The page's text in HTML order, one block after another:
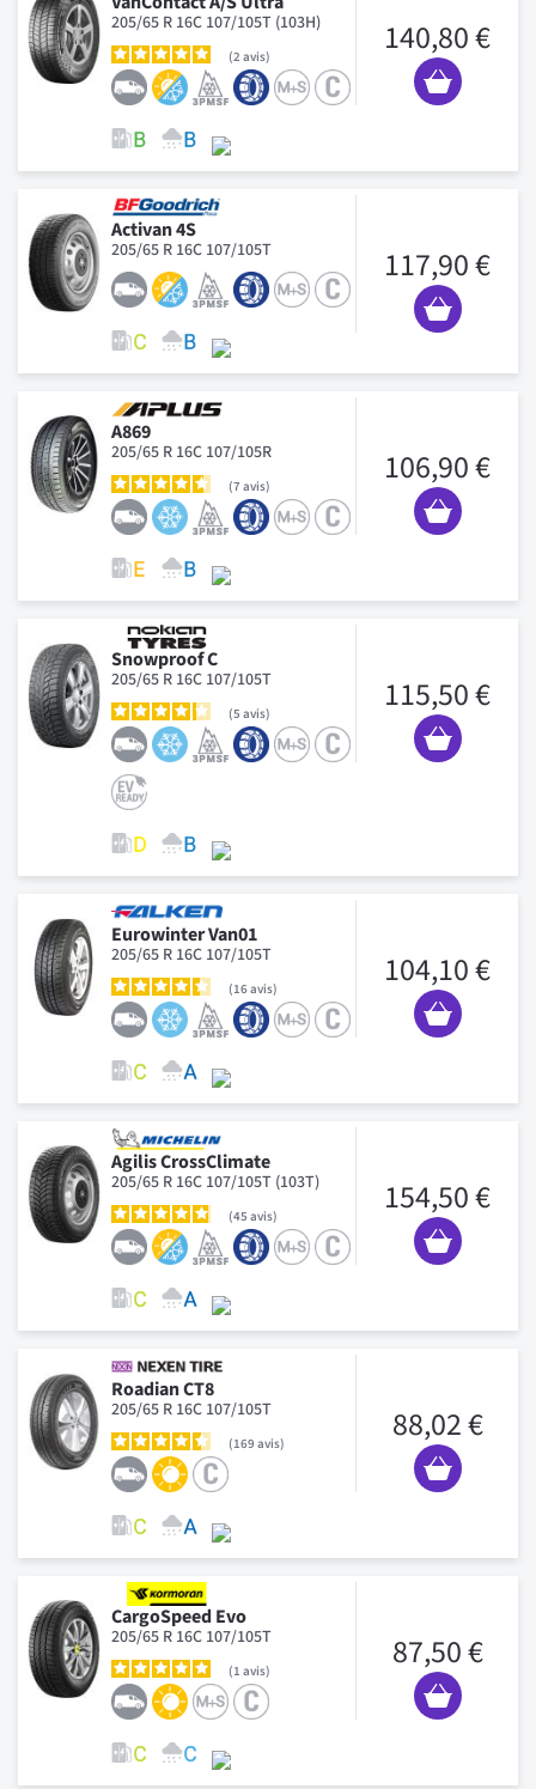
205/65 R 16C 107/105T (103H)
2 avis 140,80 €
Activan 4S
205/65 R 16C 107/105T 117,90 €
A869
205/65 R 16C 107/105R
7 avis 106,90 €
Snowproof C
205/65 R 16C 107/105T
5 avis 115,50 €
Eurowinter Van01
205/65 R 16C 107/105T
16avis 104,10 €
Agilis CrossClimate
205/65 R 16C 107/105T (103T)
45 avis 154,50 €
Roadian CT8
205/65 R 16C 107/105T
169 avis 88,02 €
CargoSpeed Evo
205/65 R 16C 107/105T
1 avis 87,50 €